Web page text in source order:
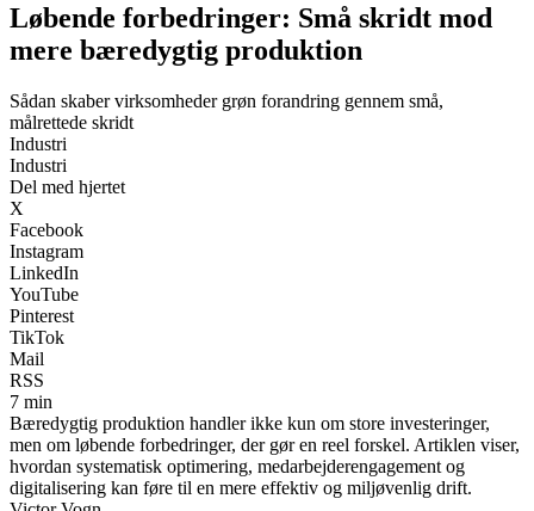
Løbende forbedringer: Små skridt mod
mere bæredygtig produktion
Sådan skaber virksomheder grøn forandring gennem små,
målrettede skridt
Industri
Industri
Del med hjertet
X
Facebook
Instagram
LinkedIn
YouTube
Pinterest
TikTok
Mail
RSS
7 min
Bæredygtig produktion handler ikke kun om store investeringer,
men om løbende forbedringer, der gør en reel forskel. Artiklen viser,
hvordan systematisk optimering, medarbejderengagement og
digitalisering kan føre til en mere effektiv og miljøvenlig drift.